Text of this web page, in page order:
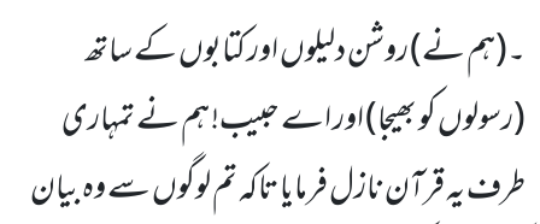
۔(ہم نے) روشن دلیلوں اور کتابوں کے ساتھ
(رسولوں کو بھیجا) اور اے حبیب! ہم نے تمہاری
طرف یہ قرآن نازل فرمایا تاکہ تم لوگوں سے وہ بیان